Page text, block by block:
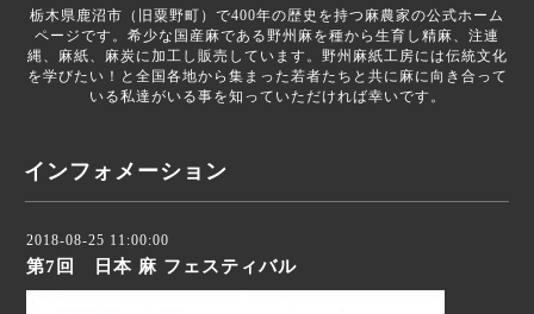
栃木県鹿沼市（旧粟野町）で400年の歴史を持つ麻農家の公式ホーム
ページです。希少な国産麻である野州麻を種から生育し精麻、注連
縄、麻紙、麻炭に加工し販売しています。野州麻紙工房には伝統文化
を学びたい！と全国各地から集まった若者たちと共に麻に向き合って
いる私達がいる事を知っていただければ幸いです。
インフォメーション
2018-08-25 11:00:00
第7回 日本 麻 フェスティバル